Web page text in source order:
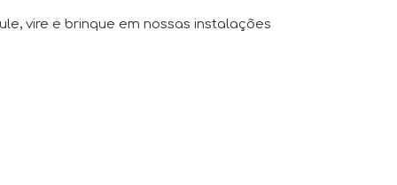
vire e brinque em nossas instalações